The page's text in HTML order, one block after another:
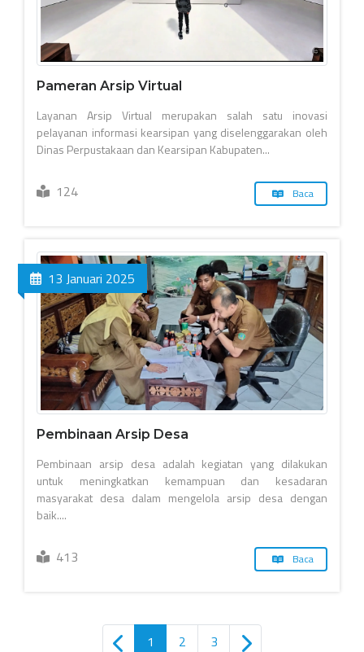
Pameran Arsip Virtual
Layanan Arsip Virtual merupakan salah satu inovasi
pelayanan informasi kearsipan yang diselenggarakan oleh
Dinas Perpustakaan dan Kearsipan Kabupaten...
124 Baca
13 Januari 2025
Pembinaan Arsip Desa
Pembinaan arsip desa adalah kegiatan yang dilakukan
untuk meningkatkan kemampuan dan kesadaran
masyarakat desa dalam mengelola arsip desa dengan
baik....
413 Baca
1 2 3